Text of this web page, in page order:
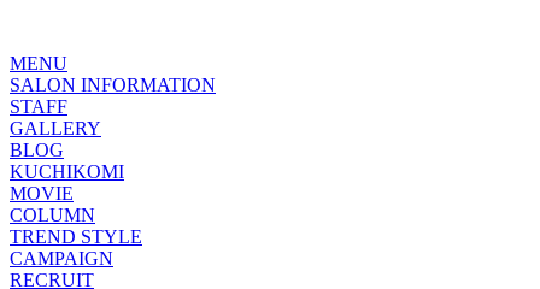
MENU
SALON INFORMATION
STAFF
GALLERY
BLOG
KUCHIKOMI
MOVIE
COLUMN
TREND STYLE
CAMPAIGN
RECRUIT